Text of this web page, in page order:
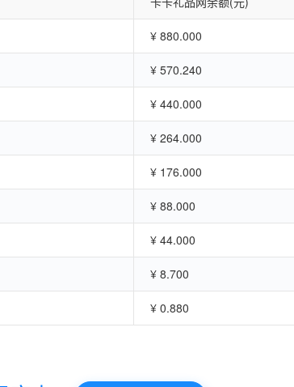
¥ 880.000
¥ 570.240
¥ 440.000
¥ 264.000
¥ 176.000
¥ 88.000
¥ 44.000
¥ 8.700
¥ 0.880